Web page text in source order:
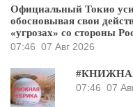
Официальный Токио
обосновывая свои
«угрозах» со стороны
07:46 07 Авг 2026
07:46 07